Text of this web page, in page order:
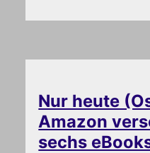
Nur heute
Amazon
sechs